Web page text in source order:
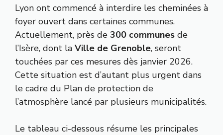
Lyon ont commencé à interdire les cheminées à
foyer ouvert dans certaines communes.
Actuellement, près de 300 communes de
l’Isère, dont la Ville de Grenoble, seront
touchées par ces mesures dès janvier 2026.
Cette situation est d’autant plus urgent dans
le cadre du Plan de protection de
l’atmosphère lancé par plusieurs municipalités.
Le tableau ci-dessous résume les principales